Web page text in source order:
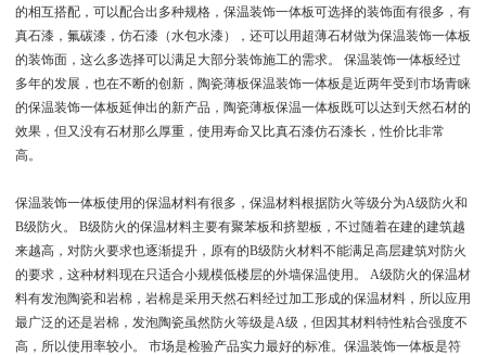
的相互搭配，可以配合出多种规格，保温装饰一体板可选择的装饰面有很多，有
真石漆，氟碳漆，仿石漆（水包水漆），还可以用超薄石材做为保温装饰一体板
的装饰面，这么多选择可以满足大部分装饰施工的需求。 保温装饰一体板经过
多年的发展，也在不断的创新，陶瓷薄板保温装饰一体板是近两年受到市场青睐
的保温装饰一体板延伸出的新产品，陶瓷薄板保温一体板既可以达到天然石材的
效果，但又没有石材那么厚重，使用寿命又比真石漆仿石漆长，性价比非常
高。
保温装饰一体板使用的保温材料有很多，保温材料根据防火等级分为A级防火和
B级防火。 B级防火的保温材料主要有聚苯板和挤塑板，不过随着在建的建筑越
来越高，对防火要求也逐渐提升，原有的B级防火材料不能满足高层建筑对防火
的要求，这种材料现在只适合小规模低楼层的外墙保温使用。 A级防火的保温材
料有发泡陶瓷和岩棉，岩棉是采用天然石料经过加工形成的保温材料，所以应用
最广泛的还是岩棉，发泡陶瓷虽然防火等级是A级，但因其材料特性粘合强度不
高，所以使用率较小。 市场是检验产品实力最好的标准。保温装饰一体板是符